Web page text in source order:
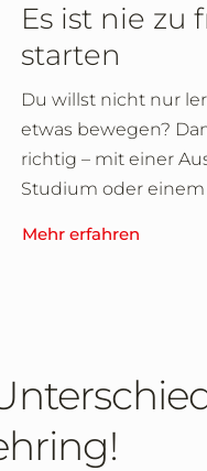
Es ist nie zu
starten
Du willst nicht nur
etwas bewegen?
richtig – mit einer
Studium oder einem
Mehr erfahren